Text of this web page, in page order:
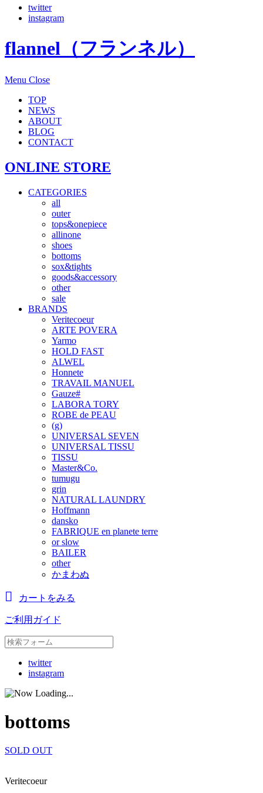
twitter
instagram
flannel（フランネル）
Menu Close
TOP
NEWS
ABOUT
BLOG
CONTACT
ONLINE STORE
CATEGORIES
all
outer
tops&onepiece
allinone
shoes
bottoms
sox&tights
goods&accessory
other
sale
BRANDS
Veritecoeur
ARTE POVERA
Yarmo
HOLD FAST
ALWEL
Honnete
TRAVAIL MANUEL
Gauze#
LABORA TORY
ROBE de PEAU
(g)
UNIVERSAL SEVEN
UNIVERSAL TISSU
TISSU
Master&Co.
tumugu
grin
NATURAL LAUNDRY
Hoffmann
dansko
FABRIQUE en planete terre
or slow
BAILER
other
かまわぬ
カートをみる
ご利用ガイド
twitter
instagram
bottoms
SOLD OUT
Veritecoeur